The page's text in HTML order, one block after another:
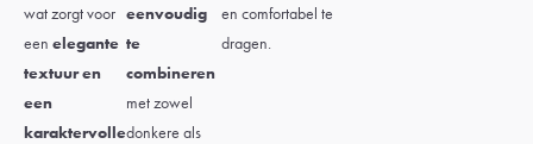
wat zorgt voor
een elegante
textuur en
een
karaktervolle
eenvoudig
te
combineren
met zowel
donkere als
en comfortabel te
dragen.